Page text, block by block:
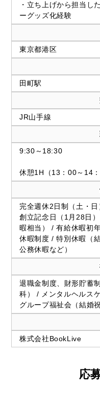
・立ち上げから担当し
ーグッズ化経験
東京都港区
田町駅
JR山手線
9:30～18:30
休憩1H（13：00～14：
完全週休2日制（土・
創立記念日（1月28日
暇相当） / 有給休暇初
休暇制度 / 特別休暇（
公務休暇など）
退職金制度、財形貯蓄
科） / メンタルヘルス
グループ福祉会（結婚
株式会社BookLive
応